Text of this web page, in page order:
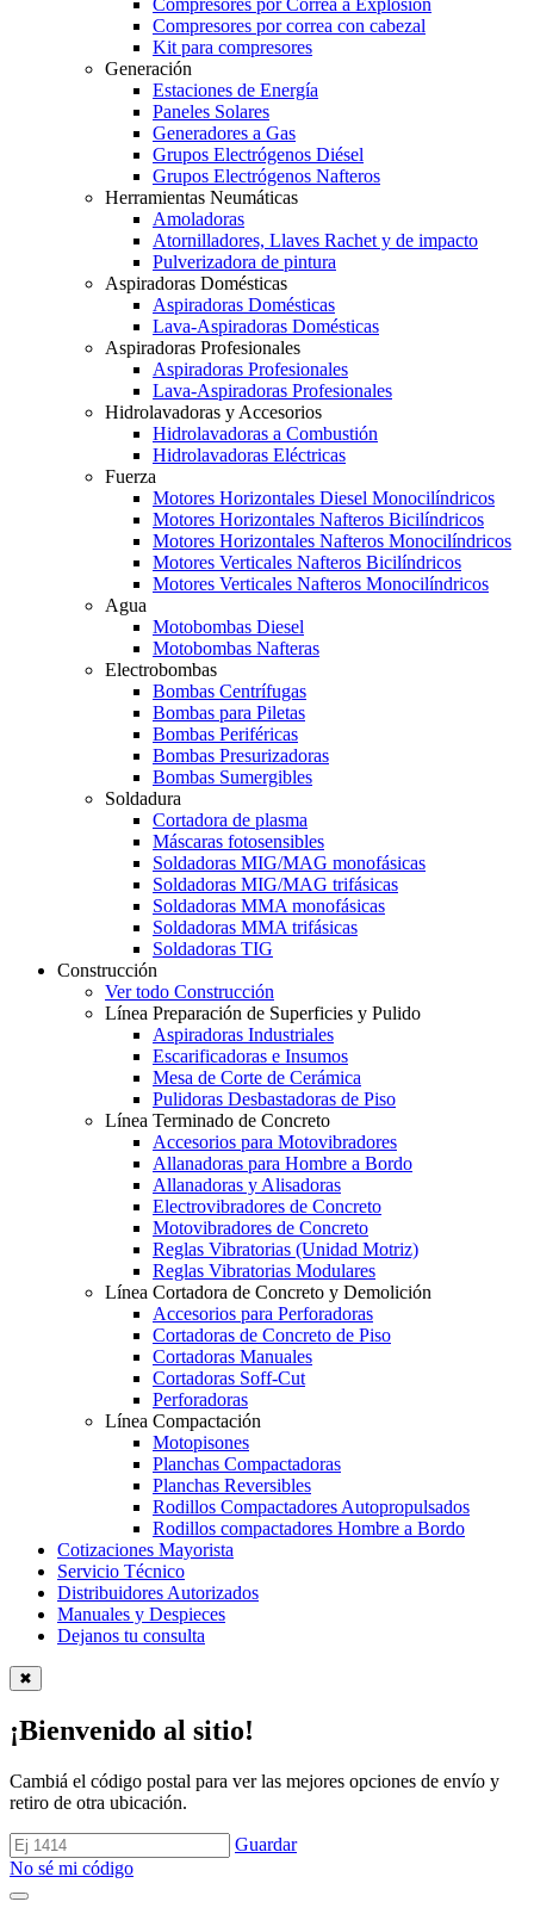
Compresores por Correa a Explosión
Compresores por correa con cabezal
Kit para compresores
Generación
Estaciones de Energía
Paneles Solares
Generadores a Gas
Grupos Electrógenos Diésel
Grupos Electrógenos Nafteros
Herramientas Neumáticas
Amoladoras
Atornilladores, Llaves Rachet y de impacto
Pulverizadora de pintura
Aspiradoras Domésticas
Aspiradoras Domésticas
Lava-Aspiradoras Domésticas
Aspiradoras Profesionales
Aspiradoras Profesionales
Lava-Aspiradoras Profesionales
Hidrolavadoras y Accesorios
Hidrolavadoras a Combustión
Hidrolavadoras Eléctricas
Fuerza
Motores Horizontales Diesel Monocilíndricos
Motores Horizontales Nafteros Bicilíndricos
Motores Horizontales Nafteros Monocilíndricos
Motores Verticales Nafteros Bicilíndricos
Motores Verticales Nafteros Monocilíndricos
Agua
Motobombas Diesel
Motobombas Nafteras
Electrobombas
Bombas Centrífugas
Bombas para Piletas
Bombas Periféricas
Bombas Presurizadoras
Bombas Sumergibles
Soldadura
Cortadora de plasma
Máscaras fotosensibles
Soldadoras MIG/MAG monofásicas
Soldadoras MIG/MAG trifásicas
Soldadoras MMA monofásicas
Soldadoras MMA trifásicas
Soldadoras TIG
Construcción
Ver todo Construcción
Línea Preparación de Superficies y Pulido
Aspiradoras Industriales
Escarificadoras e Insumos
Mesa de Corte de Cerámica
Pulidoras Desbastadoras de Piso
Línea Terminado de Concreto
Accesorios para Motovibradores
Allanadoras para Hombre a Bordo
Allanadoras y Alisadoras
Electrovibradores de Concreto
Motovibradores de Concreto
Reglas Vibratorias (Unidad Motriz)
Reglas Vibratorias Modulares
Línea Cortadora de Concreto y Demolición
Accesorios para Perforadoras
Cortadoras de Concreto de Piso
Cortadoras Manuales
Cortadoras Soff-Cut
Perforadoras
Línea Compactación
Motopisones
Planchas Compactadoras
Planchas Reversibles
Rodillos Compactadores Autopropulsados
Rodillos compactadores Hombre a Bordo
Cotizaciones Mayorista
Servicio Técnico
Distribuidores Autorizados
Manuales y Despieces
Dejanos tu consulta
✖
¡Bienvenido al sitio!
Cambiá el código postal para ver las mejores opciones de envío y
retiro de otra ubicación.
Guardar
No sé mi código